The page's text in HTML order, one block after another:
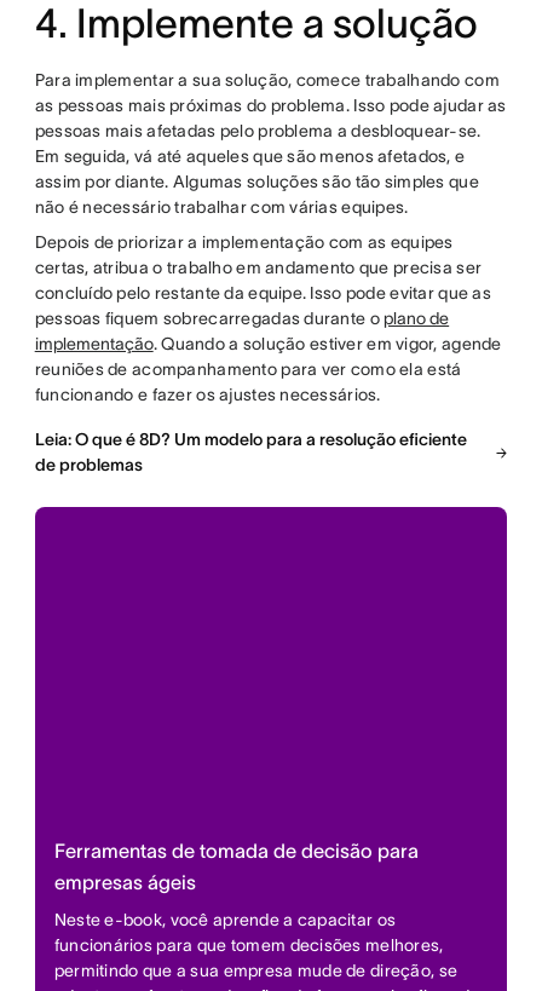
4. Implemente a solução
Para implementar a sua solução, comece trabalhando com
as pessoas mais próximas do problema. Isso pode ajudar as
pessoas mais afetadas pelo problema a desbloquear-se.
Em seguida, vá até aqueles que são menos afetados, e
assim por diante. Algumas soluções são tão simples que
não é necessário trabalhar com várias equipes.
Depois de priorizar a implementação com as equipes
certas, atribua o trabalho em andamento que precisa ser
concluído pelo restante da equipe. Isso pode evitar que as
pessoas fiquem sobrecarregadas durante o plano de
implementação. Quando a solução estiver em vigor, agende
reuniões de acompanhamento para ver como ela está
funcionando e fazer os ajustes necessários.
Leia: O que é 8D? Um modelo para a resolução eficiente
de problemas
Ferramentas de tomada de decisão para
empresas ágeis
Neste e-book, você aprende a capacitar os
funcionários para que tomem decisões melhores,
permitindo que a sua empresa mude de direção, se